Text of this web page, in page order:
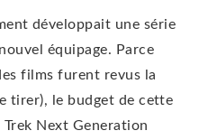
développait une série
équipage. Parce
films furent revus la
tirer), le budget de cette
Next Generation